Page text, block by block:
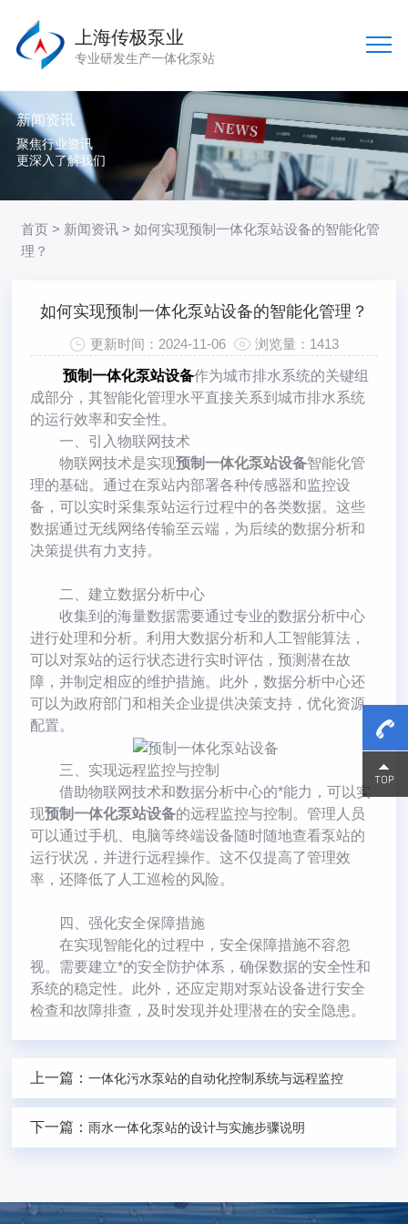
上海传极泵业
专业研发生产一体化泵站
新闻资讯
聚焦行业资讯
更深入了解我们
首页 > 新闻资讯 > 如何实现预制一体化泵站设备的智能化管
理？
如何实现预制一体化泵站设备的智能化管理？
更新时间：2024-11-06 浏览量：1413
预制一体化泵站设备作为城市排水系统的关键组
成部分，其智能化管理水平直接关系到城市排水系统
的运行效率和安全性。
一、引入物联网技术
物联网技术是实现预制一体化泵站设备智能化管
理的基础。通过在泵站内部署各种传感器和监控设
备，可以实时采集泵站运行过程中的各类数据。这些
数据通过无线网络传输至云端，为后续的数据分析和
决策提供有力支持。
二、建立数据分析中心
收集到的海量数据需要通过专业的数据分析中心
进行处理和分析。利用大数据分析和人工智能算法，
可以对泵站的运行状态进行实时评估，预测潜在故
障，并制定相应的维护措施。此外，数据分析中心还
可以为政府部门和相关企业提供决策支持，优化资源
配置。
三、实现远程监控与控制
借助物联网技术和数据分析中心的*能力，可以实
现预制一体化泵站设备的远程监控与控制。管理人员
可以通过手机、电脑等终端设备随时随地查看泵站的
运行状况，并进行远程操作。这不仅提高了管理效
率，还降低了人工巡检的风险。
四、强化安全保障措施
在实现智能化的过程中，安全保障措施不容忽
视。需要建立*的安全防护体系，确保数据的安全性和
系统的稳定性。此外，还应定期对泵站设备进行安全
检查和故障排查，及时发现并处理潜在的安全隐患。
上一篇：一体化污水泵站的自动化控制系统与远程监控
下一篇：雨水一体化泵站的设计与实施步骤说明